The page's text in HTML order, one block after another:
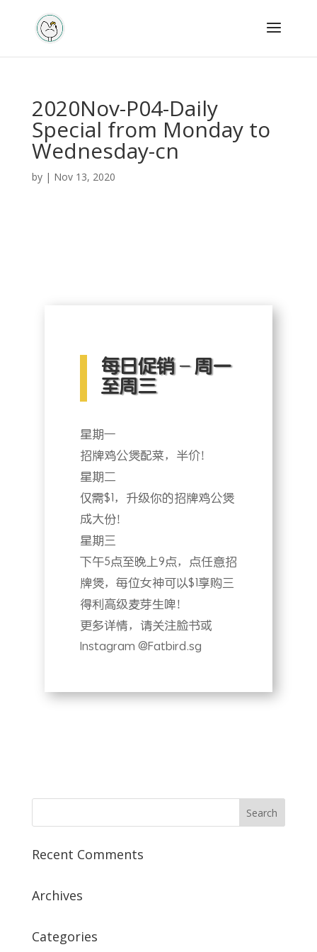
2020Nov-P04-Daily
Special from Monday to
Wednesday-cn
by | Nov 13, 2020
每日促销 – 周一
至周三
星期一
招牌鸡公煲配菜，半价！
星期二
仅需$1，升级你的招牌鸡公煲
成大份！
星期三
下午5点至晚上9点，点任意招
牌煲，每位女神可以$1享购三
得利高级麦芽生啤！
更多详情，请关注脸书或
Instagram @Fatbird.sg
Recent Comments
Archives
Categories